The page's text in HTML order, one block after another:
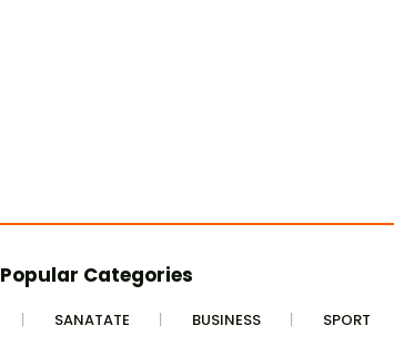
Popular Categories
SANATATE BUSINESS SPORT